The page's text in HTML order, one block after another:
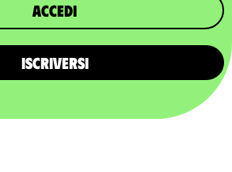
Accedi
ISCRIVERSI